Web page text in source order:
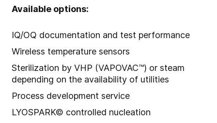
Available options:
IQ/OQ documentation and test performance
Wireless temperature sensors
Sterilization by VHP (VAPOVAC™) or steam
depending on the availability of utilities
Process development service
LYOSPARK© controlled nucleation